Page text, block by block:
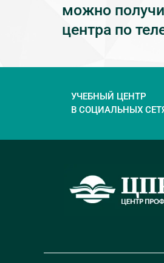
можно
центра по
УЧЕБНЫЙ ЦЕНТР
В СОЦИАЛЬНЫХ